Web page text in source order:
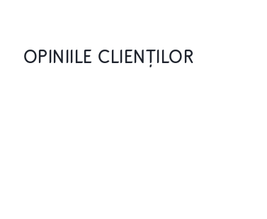
OPINIILE CLIENȚILOR